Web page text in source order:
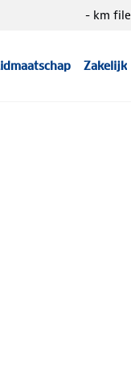
Zakelijk
- km file